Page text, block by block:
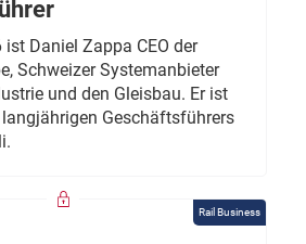
Daniel Zappa CEO der
Schweizer Systemanbieter
und den Gleisbau. Er ist
Geschäftsführers
Rail Business